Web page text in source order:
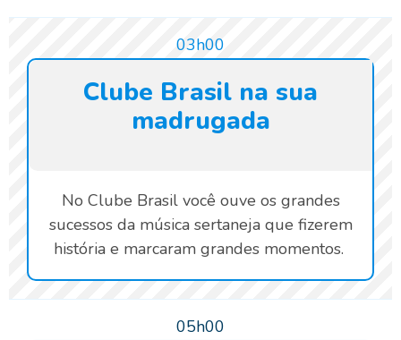
03h00
Clube Brasil na sua
madrugada
No Clube Brasil você ouve os grandes
sucessos da música sertaneja que fizerem
história e marcaram grandes momentos.
05h00